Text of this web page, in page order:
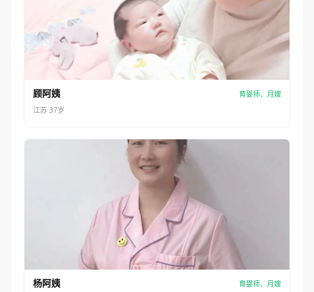
顾阿姨
育婴师、月嫂
江苏·37岁
杨阿姨
育婴师、月嫂